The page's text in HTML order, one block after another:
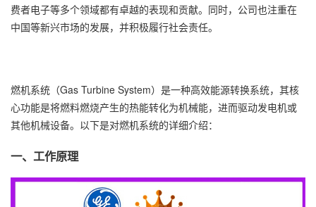
费者电子等多个领域都有卓越的表现和贡献。同时，公司也注重在
中国等新兴市场的发展，并积极履行社会责任。
燃机系统（Gas Turbine System）是一种高效能源转换系统，其核
心功能是将燃料燃烧产生的热能转化为机械能，进而驱动发电机或
其他机械设备。以下是对燃机系统的详细介绍：
一、工作原理